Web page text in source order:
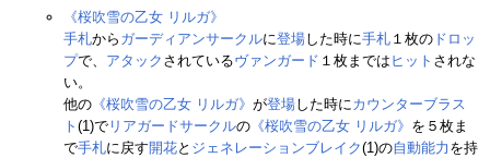
《桜吹雪の乙女 リルガ》
手札から ガーディアンサークルに登場した時に手札 １枚の ドロッ
プで、 アタック されているヴァンガード １枚までは ヒット されな
い。
他の 《桜吹雪の乙女 リルガ》 が登場した時にカウンターブラス
ト (1)で リアガードサークルの 《桜吹雪の乙女 リルガ》 を５枚ま
で手札に戻す開花と ジェネレーションブレイク(1)の自動能力 を持